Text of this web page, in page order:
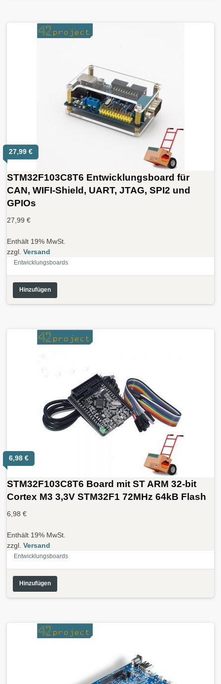
27,99 €
STM32F103C8T6 Entwicklungsboard für
CAN, WIFI-Shield, UART, JTAG, SPI2 und
GPIOs
27,99 €
Enthält 19% MwSt.
zzgl. Versand
Entwicklungsboards
Hinzufügen
6,98 €
STM32F103C8T6 Board mit ST ARM 32-bit
Cortex M3 3,3V STM32F1 72MHz 64kB Flash
6,98 €
Enthält 19% MwSt.
zzgl. Versand
Entwicklungsboards
Hinzufügen